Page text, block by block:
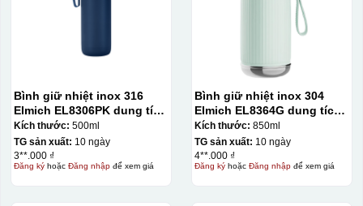
Bình giữ nhiệt inox 316
Elmich EL8306PK dung tích
500ml
Kích thước: 500ml
TG sản xuất: 10 ngày
3**.000 ₫
Đăng kýhoặc Đăng nhậpđể xem giá
Bình giữ nhiệt inox 304
Elmich EL8364G dung tích
850ml
Kích thước: 850ml
TG sản xuất: 10 ngày
4**.000 ₫
Đăng kýhoặc Đăng nhậpđể xem giá